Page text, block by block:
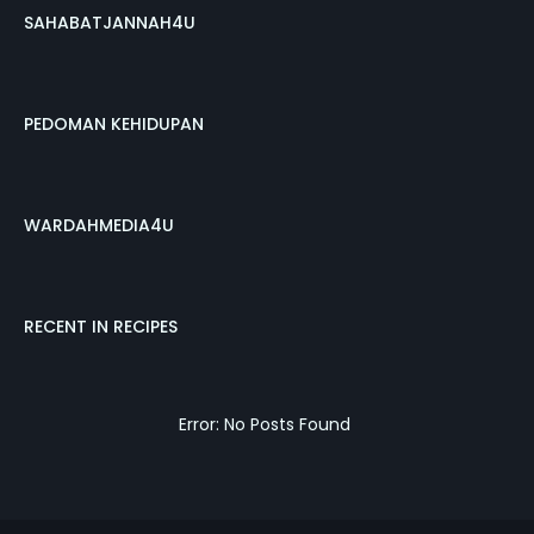
SAHABATJANNAH4U
PEDOMAN KEHIDUPAN
WARDAHMEDIA4U
RECENT IN RECIPES
Error: No Posts Found